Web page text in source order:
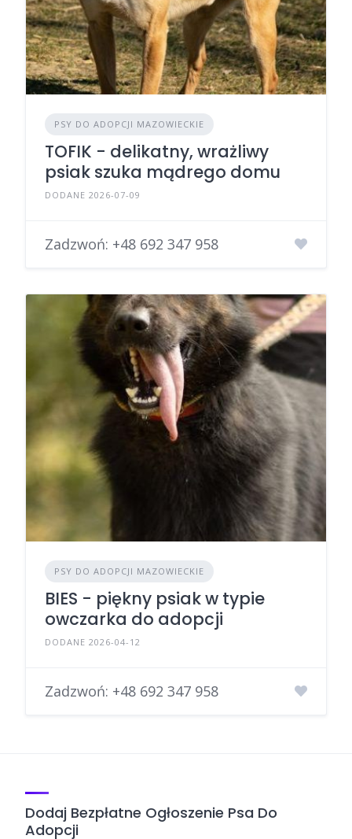
PSY DO ADOPCJI MAZOWIECKIE
TOFIK - delikatny, wrażliwy
psiak szuka mądrego domu
DODANE 2026-07-09
Zadzwoń: +48 692 347 958
PSY DO ADOPCJI MAZOWIECKIE
BIES - piękny psiak w typie
owczarka do adopcji
DODANE 2026-04-12
Zadzwoń: +48 692 347 958
Dodaj Bezpłatne Ogłoszenie Psa Do
Adopcji